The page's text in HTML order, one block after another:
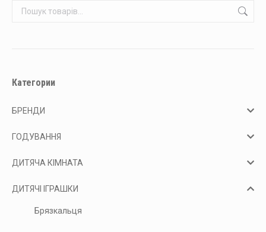
Категории
БРЕНДИ
ГОДУВАННЯ
ДИТЯЧА КІМНАТА
ДИТЯЧІ ІГРАШКИ
Брязкальця